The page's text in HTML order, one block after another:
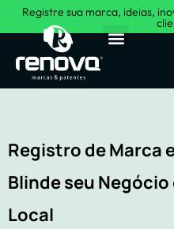
Registre sua marca, ideias,
Registro de Marca
Blinde seu
Local